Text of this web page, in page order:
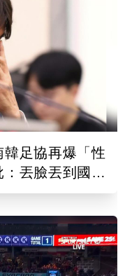
足協再爆「性
丟臉丟到國外